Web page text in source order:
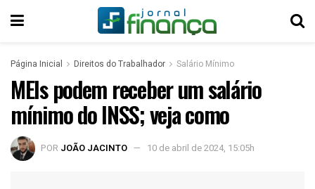
Página Inicial Direitos do Trabalhador Salário Mínimo
MEIs podem receber um salário
mínimo do INSS; veja como
POR JOÃO JACINTO 10 de abril de 2024, 15:05h